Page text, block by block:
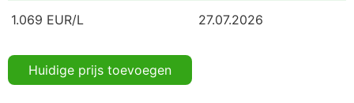
1.069 EUR/L 27.07.2026
Huidige prijs toevoegen